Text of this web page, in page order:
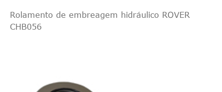
Rolamento de embreagem hidráulico ROVER
CHB056